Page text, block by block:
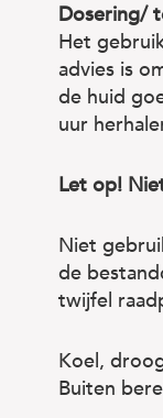
Dosering/
Het
advies is
de huid
uur
Let op!
Niet
de
twijfel
Koel,
Buiten